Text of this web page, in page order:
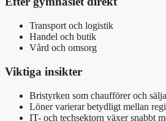
Transport och logistik
Handel och butik
Vård och omsorg
Viktiga insikter
Bristyrken som chaufförer och
Löner varierar betydligt mellan
IT- och techsektorn växer snabbt